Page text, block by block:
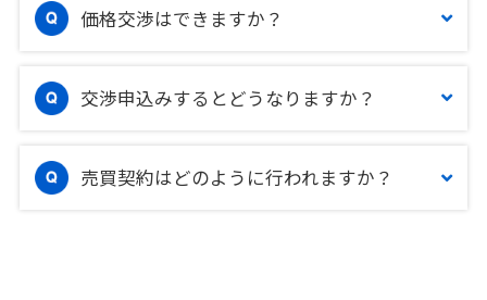
価格交渉はできますか？
交渉申込みするとどうなりますか？
売買契約はどのように行われますか？